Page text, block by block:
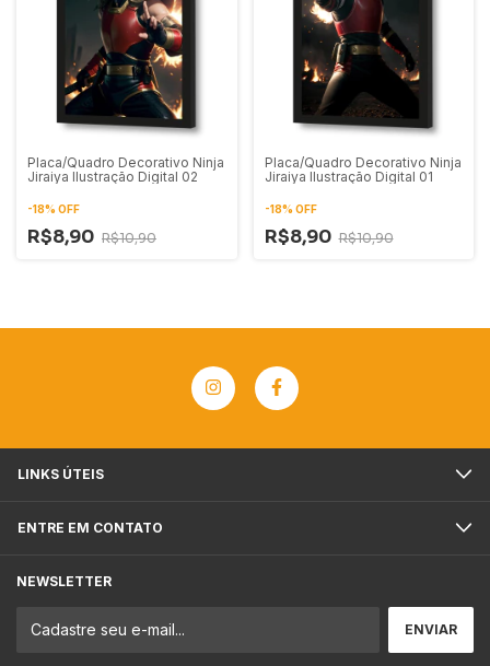
Placa/Quadro Decorativo Ninja
Jiraiya Ilustração Digital 02
-18% OFF
R$8,90 R$10,90
Placa/Quadro Decorativo Ninja
Jiraiya Ilustração Digital 01
-18% OFF
R$8,90 R$10,90
LINKS ÚTEIS
ENTRE EM CONTATO
NEWSLETTER